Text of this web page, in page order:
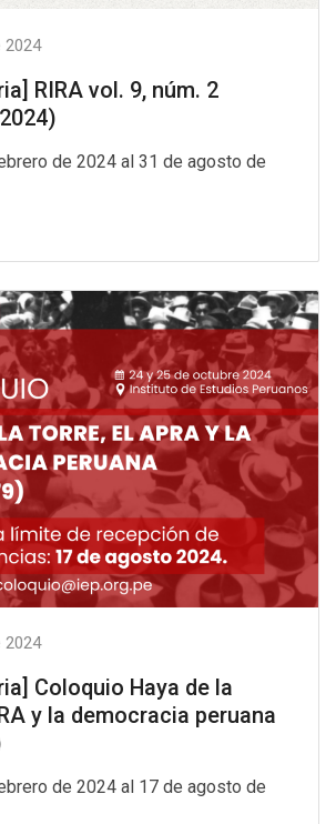
2024
RIRA vol. 9, núm. 2
de 2024 al 31 de agosto de
2024
Coloquio Haya de la
y la democracia peruana
de 2024 al 17 de agosto de